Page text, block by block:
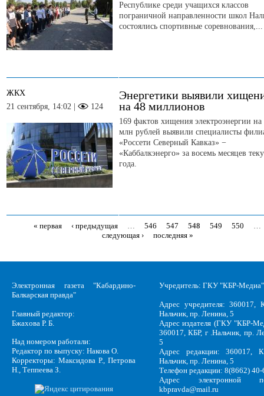
Республике среди учащихся классов
пограничной направленности школ
состоялись спортивные соревнования,...
ЖКХ
21 сентября, 14:02 |
124
Энергетики выявили
на 48 миллионов
169 фактов хищения электроэнергии на
млн рублей выявили специалисты
«Россети Северный Кавказ» −
«Каббалкэнерго» за восемь месяцев
года.
Страницы
« первая ‹ предыдущая 546 547 548 549 550
следующая ›
последняя »
Электронная газета "Кабардино-
Балкарская правда"
Главный редактор:
Бжахова Р. Б.
Над номером работали:
Редактор по выпуску: Накова О.
Корректоры: Максидова Р., Петрова
Н., Теппеева З.
Учредитель: ГКУ "КБР-Медиа"
Адрес учредителя: 360017,
Нальчик, пр. Ленина, 5
Адрес издателя (ГКУ "КБР-
360017, КБР, г .Нальчик, пр.
5
Адрес редакции: 360017,
Нальчик, пр. Ленина, 5
Телефон редакции: 8(8662)
Адрес электронной
kbpravda@mail.ru